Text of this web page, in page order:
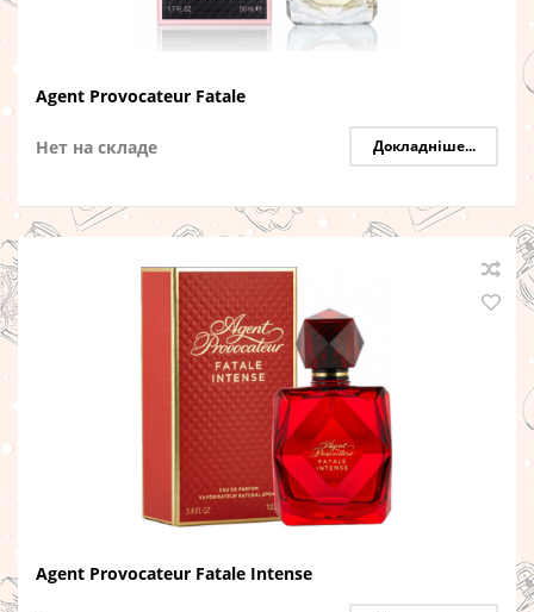
Agent Provocateur Fatale
Нет на складе Докладніше...
Agent Provocateur Fatale Intense